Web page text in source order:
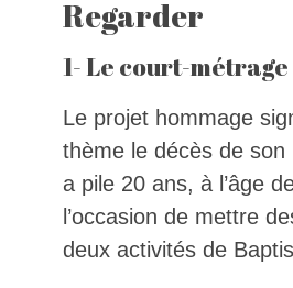
Regarder
1- Le court-
Le projet hommage
thème le décès de son
a pile 20 ans, à l’âge
l’occasion de mettre
deux activités de